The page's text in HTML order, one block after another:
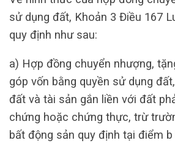
sử dụng đất, Khoản 3 Điều 167
quy định như sau:
a) Hợp đồng chuyển nhượng,
góp vốn bằng quyền sử dụng
đất và tài sản gắn liền với đất
chứng hoặc chứng thực, trừ
bất động sản quy định tại điểm b